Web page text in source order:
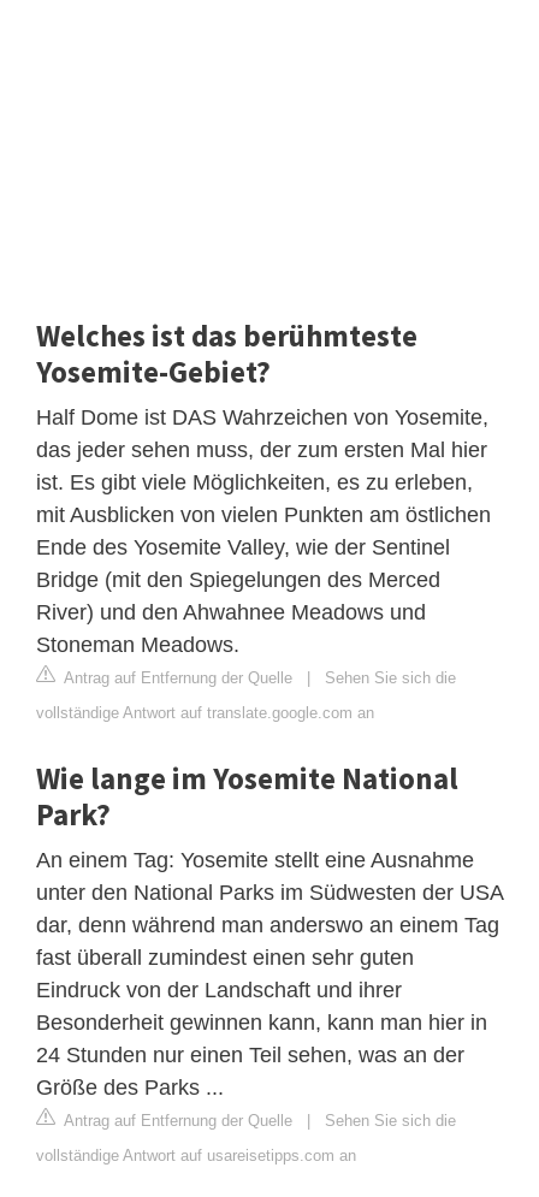
Welches ist das berühmteste
Yosemite-Gebiet?
Half Dome ist DAS Wahrzeichen von Yosemite,
das jeder sehen muss, der zum ersten Mal hier
ist. Es gibt viele Möglichkeiten, es zu erleben,
mit Ausblicken von vielen Punkten am östlichen
Ende des Yosemite Valley, wie der Sentinel
Bridge (mit den Spiegelungen des Merced
River) und den Ahwahnee Meadows und
Stoneman Meadows.
Antrag auf Entfernung der Quelle | Sehen Sie sich die
vollständige Antwort auf translate.google.com an
Wie lange im Yosemite National
Park?
An einem Tag: Yosemite stellt eine Ausnahme
unter den National Parks im Südwesten der USA
dar, denn während man anderswo an einem Tag
fast überall zumindest einen sehr guten
Eindruck von der Landschaft und ihrer
Besonderheit gewinnen kann, kann man hier in
24 Stunden nur einen Teil sehen, was an der
Größe des Parks ...
Antrag auf Entfernung der Quelle | Sehen Sie sich die
vollständige Antwort auf usareisetipps.com an